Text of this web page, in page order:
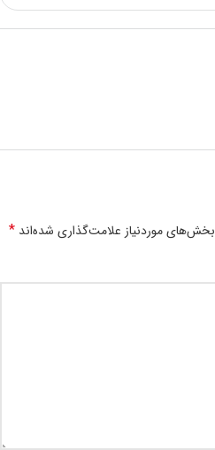
بخش‌های موردنیاز علامت‌گذاری شده‌اند *